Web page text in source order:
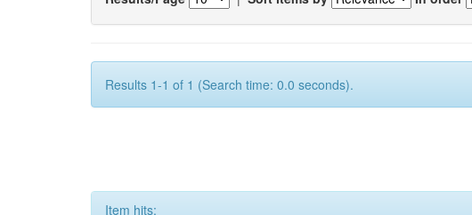
Results 1-1 of 1 (Search time: 0.0 seconds).
Item hits: